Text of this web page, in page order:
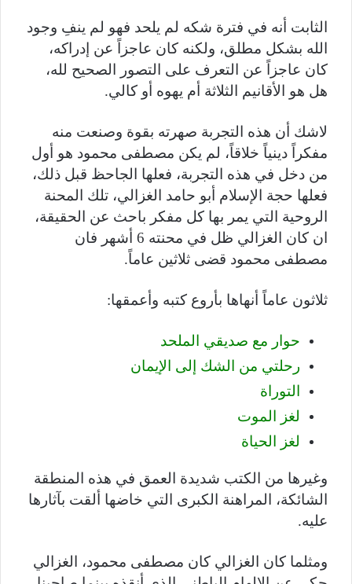
الثابت أنه في فترة شكه لم يلحد فهو لم ينفِ وجود
الله بشكل مطلق، ولكنه كان عاجزاً عن إدراكه،
كان عاجزاً عن التعرف على التصور الصحيح لله،
هل هو الأقانيم الثلاثة أم يهوه أو كالي.
لاشك أن هذه التجربة صهرته بقوة وصنعت منه
مفكراً دينياً خلاقاً، لم يكن مصطفى محمود هو أول
من دخل في هذه التجربة، فعلها الجاحظ قبل ذلك،
فعلها حجة الإسلام أبو حامد الغزالي، تلك المحنة
الروحية التي يمر بها كل مفكر باحث عن الحقيقة،
ان كان الغزالي ظل في محنته 6 أشهر فان
مصطفى محمود قضى ثلاثين عاماً.
ثلاثون عاماً أنهاها بأروع كتبه وأعمقها:
حوار مع صديقي الملحد
رحلتي من الشك إلى الإيمان
التوراة
لغز الموت
لغز الحياة
وغيرها من الكتب شديدة العمق في هذه المنطقة
الشائكة، المراهنة الكبرى التي خاضها ألقت بآثارها
عليه.
ومثلما كان الغزالي كان مصطفى محمود، الغزالي